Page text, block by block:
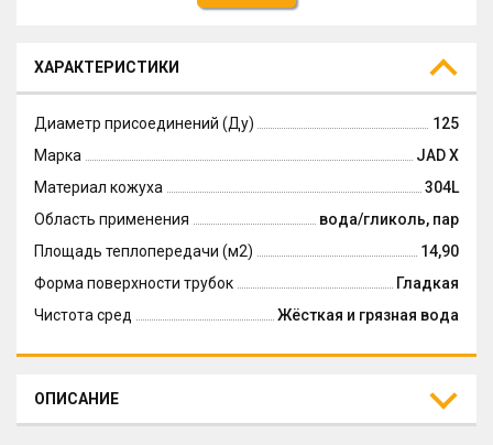
ХАРАКТЕРИСТИКИ
Диаметр присоединений (Ду)
125
Марка
JAD X
Материал кожуха
304L
Область применения
вода/гликоль, пар
Площадь теплопередачи (м2)
14,90
Форма поверхности трубок
Гладкая
Чистота сред
Жёсткая и грязная вода
ОПИСАНИЕ